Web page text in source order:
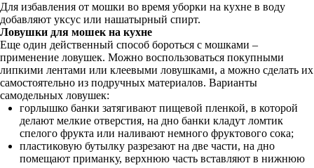
Для избавления от мошки во время уборки на кухне в воду
добавляют уксус или нашатырный спирт.
Ловушки для мошек на кухне
Еще один действенный способ бороться с мошками –
применение ловушек. Можно воспользоваться покупными
липкими лентами или клеевыми ловушками, а можно сделать их
самостоятельно из подручных материалов. Варианты
самодельных ловушек:
горлышко банки затягивают пищевой пленкой, в которой
делают мелкие отверстия, на дно банки кладут ломтик
спелого фрукта или наливают немного фруктового сока;
пластиковую бутылку разрезают на две части, на дно
помещают приманку, верхнюю часть вставляют в нижнюю